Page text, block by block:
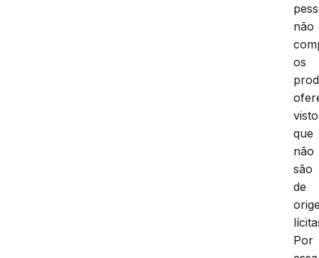
não
os
visto
que
não
são
de
Por